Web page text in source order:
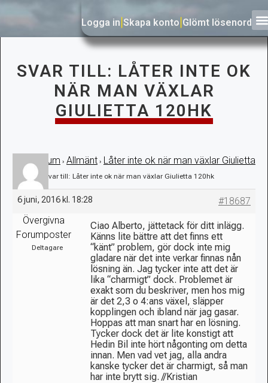
Logga in Skapa konto Glömt lösenord
SVAR TILL: LÅTER INTE OK
NÄR MAN VÄXLAR
GIULIETTA 120HK
› Forum › Allmänt › Låter inte ok när man växlar Giulietta
120hk
Svar till: Låter inte ok när man växlar Giulietta 120hk
6 juni, 2016 kl. 18:28
#18687
Övergivna
Forumposter
Deltagare
Ciao Alberto, jättetack för ditt inlägg.
Känns lite bättre att det finns ett
“känt” problem, gör dock inte mig
gladare när det inte verkar finnas nån
lösning än. Jag tycker inte att det är
lika “charmigt” dock. Problemet är
exakt som du beskriver, men hos mig
är det 2,3 o 4:ans växel, släpper
kopplingen och ibland när jag gasar.
Hoppas att man snart har en lösning.
Tycker dock det är lite konstigt att
Hedin Bil inte hört någonting om detta
innan. Men vad vet jag, alla andra
kanske tycker det är charmigt, så man
har inte brytt sig. //Kristian